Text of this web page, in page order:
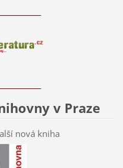
v Praze
nová kniha